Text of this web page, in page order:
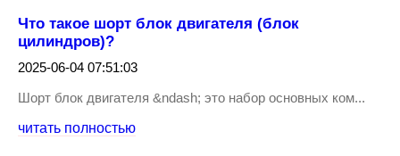
Что такое шорт блок двигателя (блок
цилиндров)?
2025-06-04 07:51:03
Шорт блок двигателя &ndash; это набор основных ком...
читать полностью